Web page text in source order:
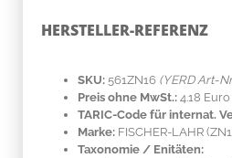
HERSTELLER-REFERENZ
SKU: 561ZN16 (YERD Art-
Preis ohne MwSt.: 4.18 Euro
TARIC-Code für internat.
Marke: FISCHER-LAHR
Taxonomie / Enitäten: